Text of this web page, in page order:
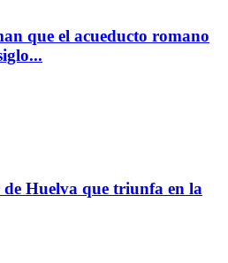
que el acueducto romano
Huelva que triunfa en la